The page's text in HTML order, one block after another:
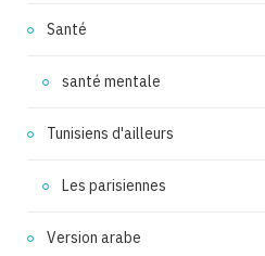
Santé
santé mentale
Tunisiens d'ailleurs
Les parisiennes
Version arabe